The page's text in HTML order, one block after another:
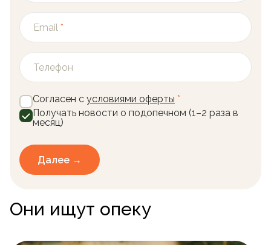
Email *
Телефон
Согласен с условиями оферты *
Получать новости о подопечном (1–2 раза в
месяц)
Далее →
Они ищут опеку